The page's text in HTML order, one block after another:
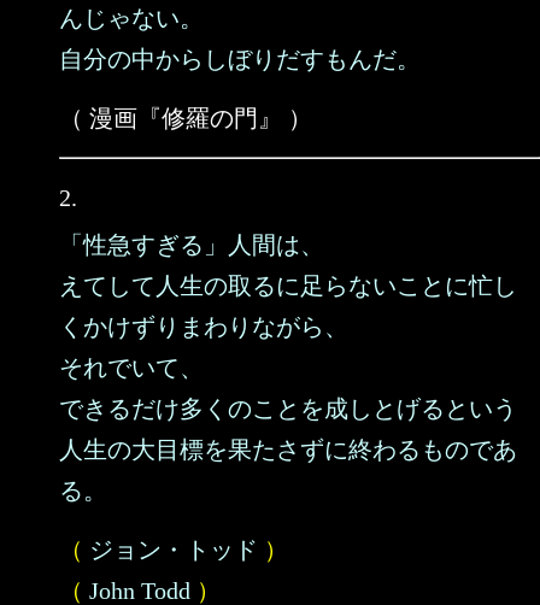
んじゃない。
自分の中からしぼりだすもんだ。
（ 漫画『修羅の門』 ）
2.
「性急すぎる」人間は、
えてして人生の取るに足らないことに忙し
くかけずりまわりながら、
それでいて、
できるだけ多くのことを成しとげるという
人生の大目標を果たさずに終わるものであ
る。
（ ジョン・トッド ）
（ John Todd ）